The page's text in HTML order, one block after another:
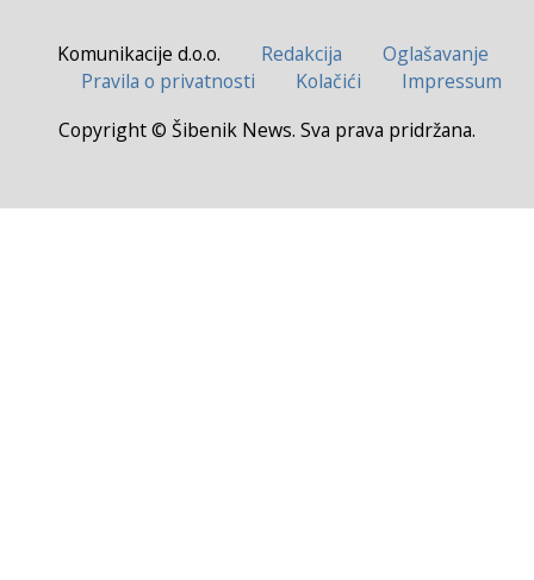
Komunikacije d.o.o. Redakcija
Oglašavanje
Pravila o privatnosti
Kolačići
Impressum
Copyright © Šibenik News. Sva prava pridržana.